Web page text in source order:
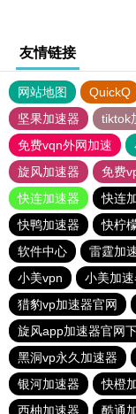
友情链接
网站地图 QuickQ
坚果加速器
tiktok
免费vqn外网加速
旋风加速器
免费
快连加速器
快连
快鸭加速器
快柠
软件中心
雷霆加
小美vpn
小美加速
猎豹vp加速器官网
旋风app加速器官网
黑洞vp永久加速器
银河加速器
快橙
西柚加速器
酷通